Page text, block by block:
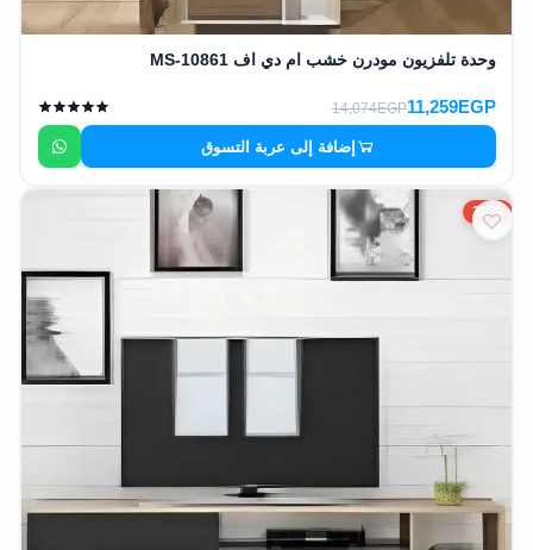
وحدة تلفزيون مودرن خشب ام دي اف MS-10861
11,259EGP
14,074EGP
إضافة إلى عربة التسوق
20%